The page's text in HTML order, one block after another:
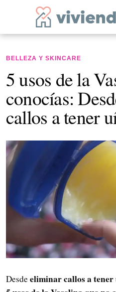
BELLEZA Y SKINCARE
5 usos de la
conocías:
callos a tener
Desdeeliminar callos a